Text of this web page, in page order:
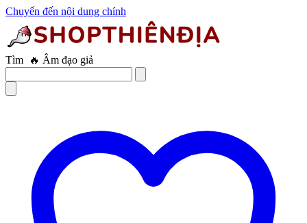
Chuyển đến nội dung chính
Tìm 🔥 Âm đạo giả